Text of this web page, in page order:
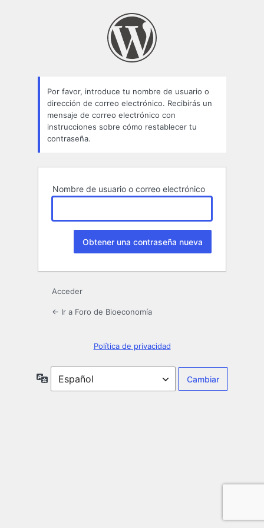
Por favor, introduce tu nombre de usuario o
dirección de correo electrónico. Recibirás un
mensaje de correo electrónico con
instrucciones sobre cómo restablecer tu
contraseña.
Nombre de usuario o correo electrónico
Acceder
← Ir a Foro de Bioeconomía
Política de privacidad
Idioma